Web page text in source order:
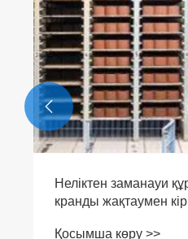
Неліктен заманауи
кранды жақтаумен
Қосымша көру >>
